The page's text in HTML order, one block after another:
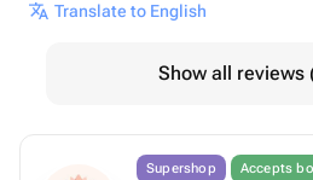
Translate to English
Show all reviews
Supershop Accepts